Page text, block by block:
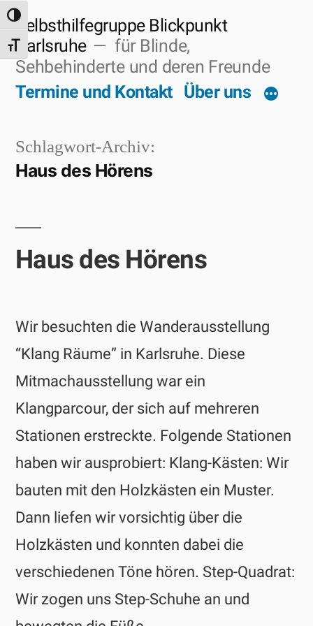
Zum
Inhalt
springen
Umschalten auf hohe Kontraste
Schrift vergrößern
Selbsthilfegruppe Blickpunkt
Karlsruhe
für Blinde,
Sehbehinderte und deren Freunde
Termine und Kontakt Über uns
Schlagwort-Archiv:
Haus des Hörens
Haus des Hörens
Wir besuchten die Wanderausstellung
“Klang Räume” in Karlsruhe. Diese
Mitmachausstellung war ein
Klangparcour, der sich auf mehreren
Stationen erstreckte. Folgende Stationen
haben wir ausprobiert: Klang-Kästen: Wir
bauten mit den Holzkästen ein Muster.
Dann liefen wir vorsichtig über die
Holzkästen und konnten dabei die
verschiedenen Töne hören. Step-Quadrat:
Wir zogen uns Step-Schuhe an und